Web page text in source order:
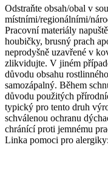
Odstraňte obsah/obal v
místními/regionálními/
Pracovní materiály
houbičky, brusný prach
neprodyšně uzavřené v
zlikvidujte. V jiném
důvodu obsahu
samozápalný. Během
důvodu použitých
typický pro tento druh
schválenou ochranu
chránící proti jemnému
Linka pomoci pro